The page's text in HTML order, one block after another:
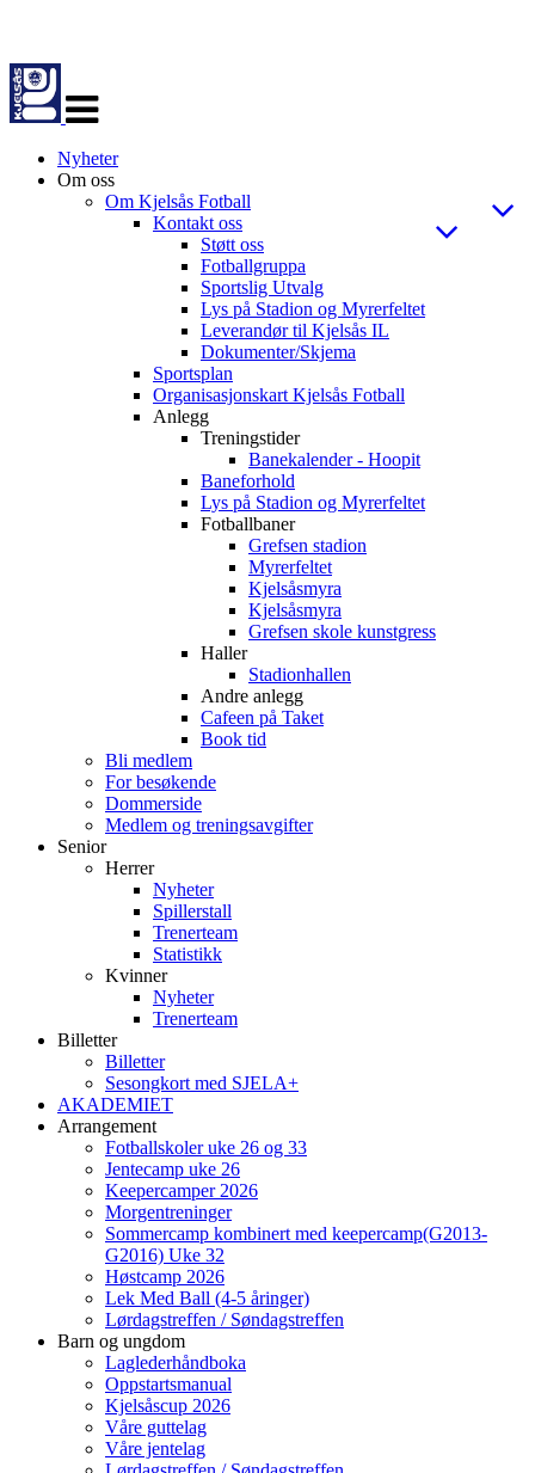
navigasjon
Nyheter
Om oss
Om Kjelsås Fotball
Kontakt oss
Støtt oss
Fotballgruppa
Sportslig Utvalg
Lys på Stadion og Myrerfeltet
Leverandør til Kjelsås IL
Dokumenter/Skjema
Sportsplan
Organisasjonskart Kjelsås Fotball
Anlegg
Treningstider
Banekalender - Hoopit
Baneforhold
Lys på Stadion og Myrerfeltet
Fotballbaner
Grefsen stadion
Myrerfeltet
Kjelsåsmyra
Kjelsåsmyra
Grefsen skole kunstgress
Haller
Stadionhallen
Andre anlegg
Cafeen på Taket
Book tid
Bli medlem
For besøkende
Dommerside
Medlem og treningsavgifter
Senior
Herrer
Nyheter
Spillerstall
Trenerteam
Statistikk
Kvinner
Nyheter
Trenerteam
Billetter
Billetter
Sesongkort med SJELA+
AKADEMIET
Arrangement
Fotballskoler uke 26 og 33
Jentecamp uke 26
Keepercamper 2026
Morgentreninger
Sommercamp kombinert med keepercamp(G2013-
G2016) Uke 32
Høstcamp 2026
Lek Med Ball (4-5 åringer)
Lørdagstreffen / Søndagstreffen
Barn og ungdom
Laglederhåndboka
Oppstartsmanual
Kjelsåscup 2026
Våre guttelag
Våre jentelag